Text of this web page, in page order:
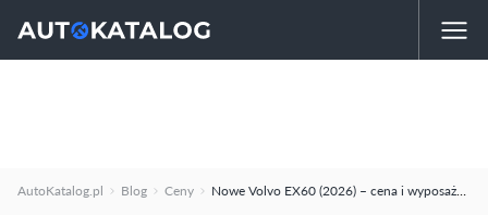
AutoKatalog.pl Blog Ceny Nowe Volvo EX60 (2026) – cena i wyposażenie